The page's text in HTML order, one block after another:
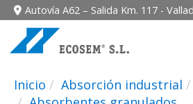
Autovía A62 – Salida Km. 117 -
Inicio Absorción industrial